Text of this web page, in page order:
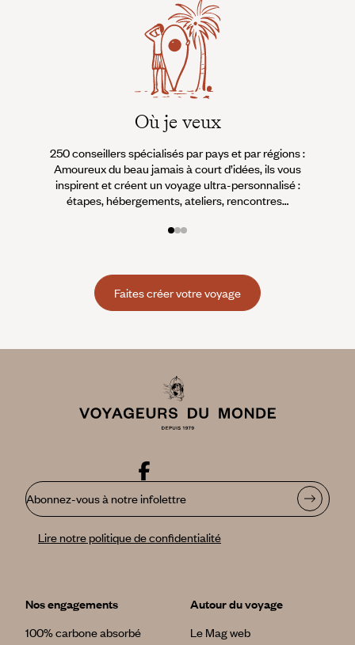
Où je veux
250 conseillers spécialisés par pays et par régions :
Amoureux du beau jamais à court d’idées, ils vous
inspirent et créent un voyage ultra-personnalisé :
étapes, hébergements, ateliers, rencontres…
Faites créer votre voyage
Abonnez-vous à notre infolettre
Lire notre politique de confidentialité
Nos engagements
100% carbone absorbé
Autour du voyage
Le Mag web